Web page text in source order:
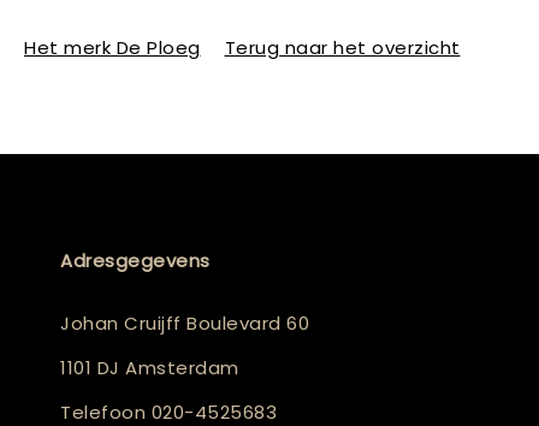
Het merk De Ploeg Terug naar het overzicht
Adresgegevens
Johan Cruijff Boulevard 60
1101 DJ Amsterdam
Telefoon 020-4525683